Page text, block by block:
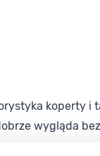
koperty i
wygląda